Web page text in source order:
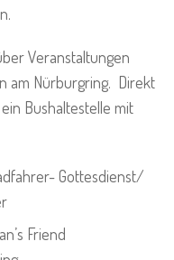
Veranstaltungen
am Nürburgring. Direkt
Bushaltestelle mit
Gottesdienst/
Friend